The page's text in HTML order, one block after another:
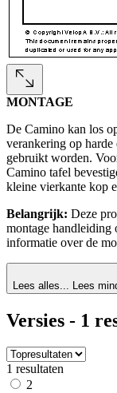
MONTAGE
De Camino kan los
verankering op
gebruikt worden.
Camino tafel
kleine vierkante kop
Belangrijk: Deze
montage handleiding
informatie over de
Lees alles... Lees
Versies - 1
1 resultaten
2